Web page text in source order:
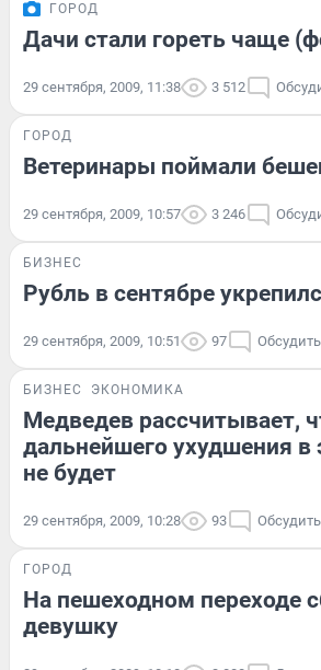
ГОРОД
Дачи стали гореть чаще
29 сентября, 2009, 11:38 3 512
ГОРОД
Ветеринары поймали
29 сентября, 2009, 10:57 3 246
БИЗНЕС
Рубль в сентябре
29 сентября, 2009, 10:51 97 Обсудить
БИЗНЕС ЭКОНОМИКА
Медведев рассчитывает,
дальнейшего ухудшения в
не будет
29 сентября, 2009, 10:28 93 Обсудить
ГОРОД
На пешеходном переходе
девушку